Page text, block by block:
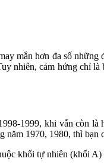
mắn hơn đa số
nhiên, cảm hứng chỉ
1999, khi vẫn còn
1970, 1980, thì
khối tự nhiên (khối